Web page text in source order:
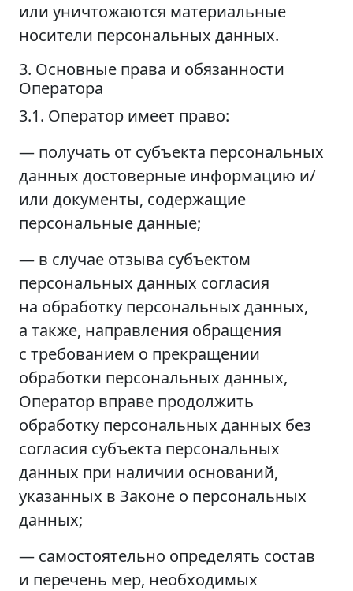
или уничтожаются материальные
носители персональных данных.
3. Основные права и обязанности
Оператора
3.1. Оператор имеет право:
— получать от субъекта персональных
данных достоверные информацию и/
или документы, содержащие
персональные данные;
— в случае отзыва субъектом
персональных данных согласия
на обработку персональных данных,
а также, направления обращения
с требованием о прекращении
обработки персональных данных,
Оператор вправе продолжить
обработку персональных данных без
согласия субъекта персональных
данных при наличии оснований,
указанных в Законе о персональных
данных;
— самостоятельно определять состав
и перечень мер, необходимых